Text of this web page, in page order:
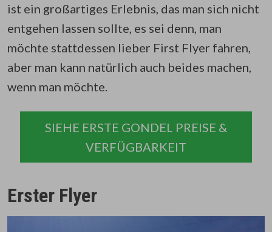
ist ein großartiges Erlebnis, das man sich nicht
entgehen lassen sollte, es sei denn, man
möchte stattdessen lieber First Flyer fahren,
aber man kann natürlich auch beides machen,
wenn man möchte.
SIEHE ERSTE GONDEL PREISE &
VERFÜGBARKEIT
Erster Flyer